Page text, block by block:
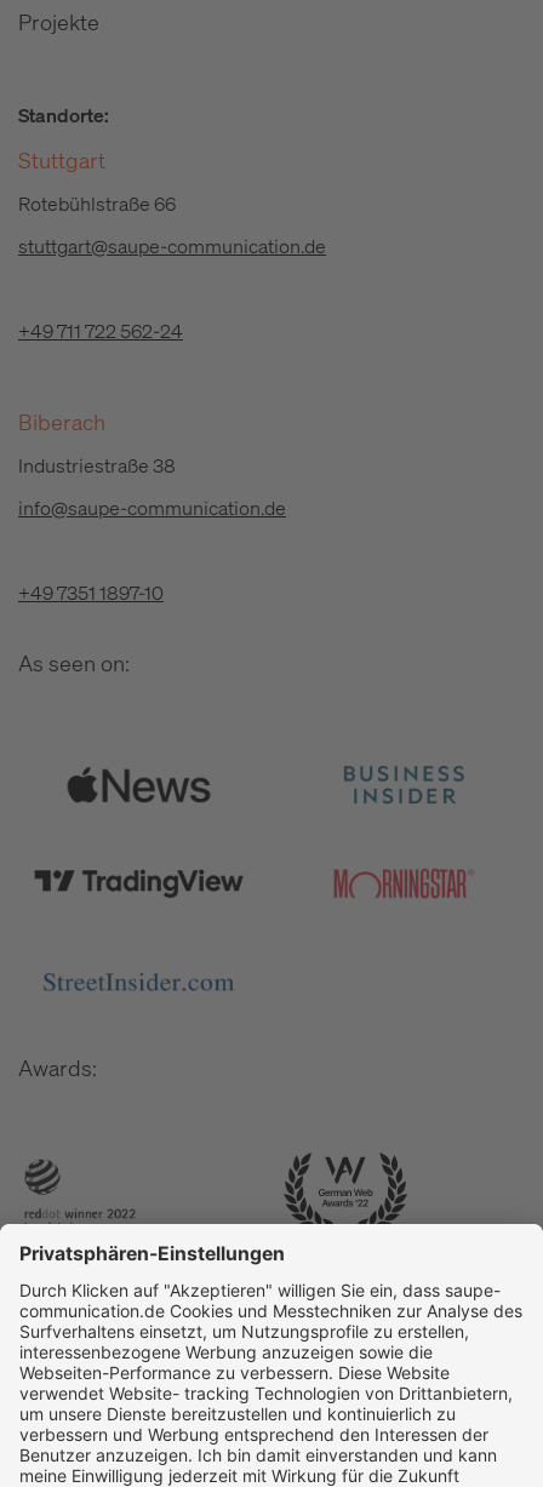
Projekte
Standorte:
Stuttgart
Rotebühlstraße 66
stuttgart@saupe-communication.de
+49 711 722 562-24
Biberach
Industriestraße 38
info@saupe-communication.de
+49 7351 1897-10
As seen on:
Awards: